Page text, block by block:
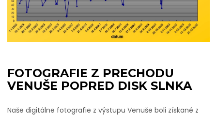
FOTOGRAFIE Z PRECHODU
VENUŠE POPRED DISK SLNKA
Naše digitálne fotografie z výstupu Venuše boli získané z